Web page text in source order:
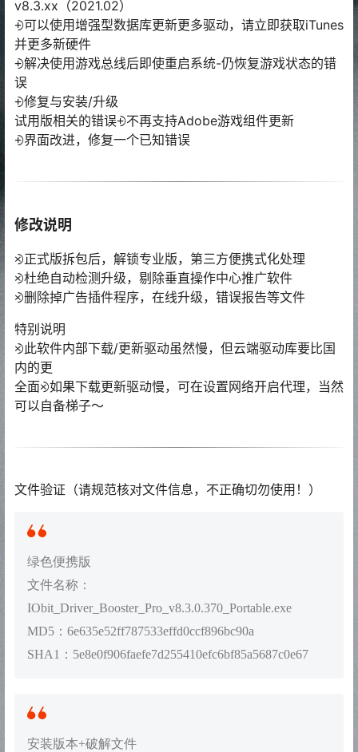
v8.3.xx（2021.02）
⨮可以使用增强型数据库更新更多驱动，请立即获取iTunes
并更多新硬件
⨮解决使用游戏总线后即使重启系统-仍恢复游戏状态的错
误
⨮修复与安装/升级
试用版相关的错误⨮不再支持Adobe游戏组件更新
⨮界面改进，修复一个已知错误
修改说明
⨵正式版拆包后，解锁专业版，第三方便携式化处理
⨵杜绝自动检测升级，剔除垂直操作中心推广软件
⨵删除掉广告插件程序，在线升级，错误报告等文件
特别说明
⨵此软件内部下载/更新驱动虽然慢，但云端驱动库要比国
内的更
全面⨵如果下载更新驱动慢，可在设置网络开启代理，当然
可以自备梯子〜
文件验证（请规范核对文件信息，不正确切勿使用！）
绿色便携版
文件名称：
IObit_Driver_Booster_Pro_v8.3.0.370_Portable.exe
MD5：6e635e52ff787533effd0ccf896bc90a
SHA1：5e8e0f906faefe7d255410efc6bf85a5687c0e67
安装版本+破解文件